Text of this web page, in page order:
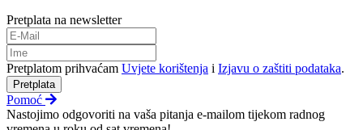
Pretplata na newsletter
Pretplatom prihvaćam Uvjete korištenja i Izjavu o zaštiti podataka.
Pretplata
Pomoć
Nastojimo odgovoriti na vaša pitanja e-mailom tijekom radnog